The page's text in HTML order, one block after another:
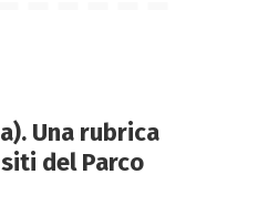
Una rubrica
del Parco